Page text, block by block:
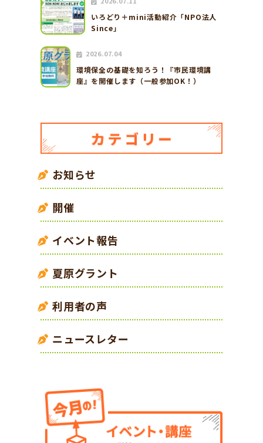
いろどり＋mini活動紹介「NPO法人
Since」
2026.07.04
環境保全の基礎を知ろう！『市民環境講
座』を開催します（一般参加OK！）
お知らせ
開催
イベント報告
夏原グラント
利用者の声
ニュースレター